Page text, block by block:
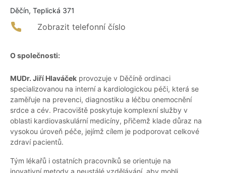
Děčín, Teplická 371
Zobrazit telefonní číslo
O společnosti:
MUDr. Jiří Hlaváček provozuje v Děčíně ordinaci
specializovanou na interní a kardiologickou péči, která se
zaměřuje na prevenci, diagnostiku a léčbu onemocnění
srdce a cév. Pracoviště poskytuje komplexní služby v
oblasti kardiovaskulární medicíny, přičemž klade důraz na
vysokou úroveň péče, jejímž cílem je podporovat celkové
zdraví pacientů.
Tým lékařů i ostatních pracovníků se orientuje na
inovativní metody a neustálé vzdělávání, aby mohli